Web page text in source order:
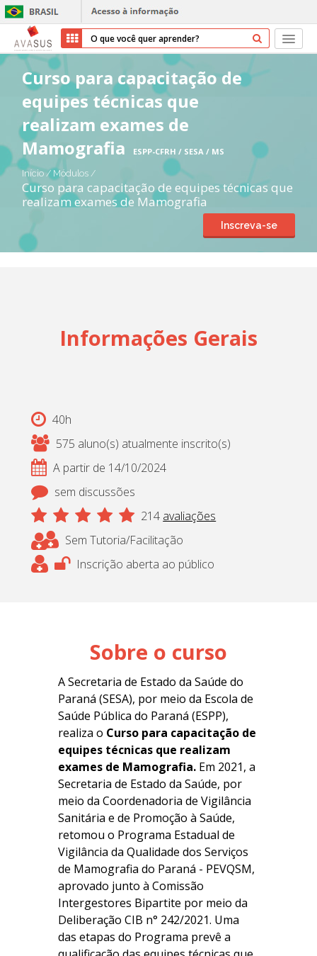
Início
Cursos
Sobre nós
Transparência
Curso para capacitação de
equipes técnicas que
realizam exames de
Mamografia
ESPP-CFRH / SESA / MS
Início / Módulos/
Curso para capacitação de equipes técnicas que
realizam exames de Mamografia
Inscreva-se
Informações Gerais
40h
575 aluno(s) atualmente inscrito(s)
A partir de 14/10/2024
sem discussões
214 avaliações
Sem Tutoria/Facilitação
Inscrição aberta ao público
Sobre o curso
A Secretaria de Estado da Saúde do
Paraná (SESA), por meio da Escola de
Saúde Pública do Paraná (ESPP),
realiza o Curso para capacitação de
equipes técnicas que realizam
exames de Mamografia. Em 2021, a
Secretaria de Estado da Saúde, por
meio da Coordenadoria de Vigilância
Sanitária e de Promoção à Saúde,
retomou o Programa Estadual de
Vigilância da Qualidade dos Serviços
de Mamografia do Paraná - PEVQSM,
aprovado junto à Comissão
Intergestores Bipartite por meio da
Deliberação CIB n° 242/2021. Uma
das etapas do Programa prevê a